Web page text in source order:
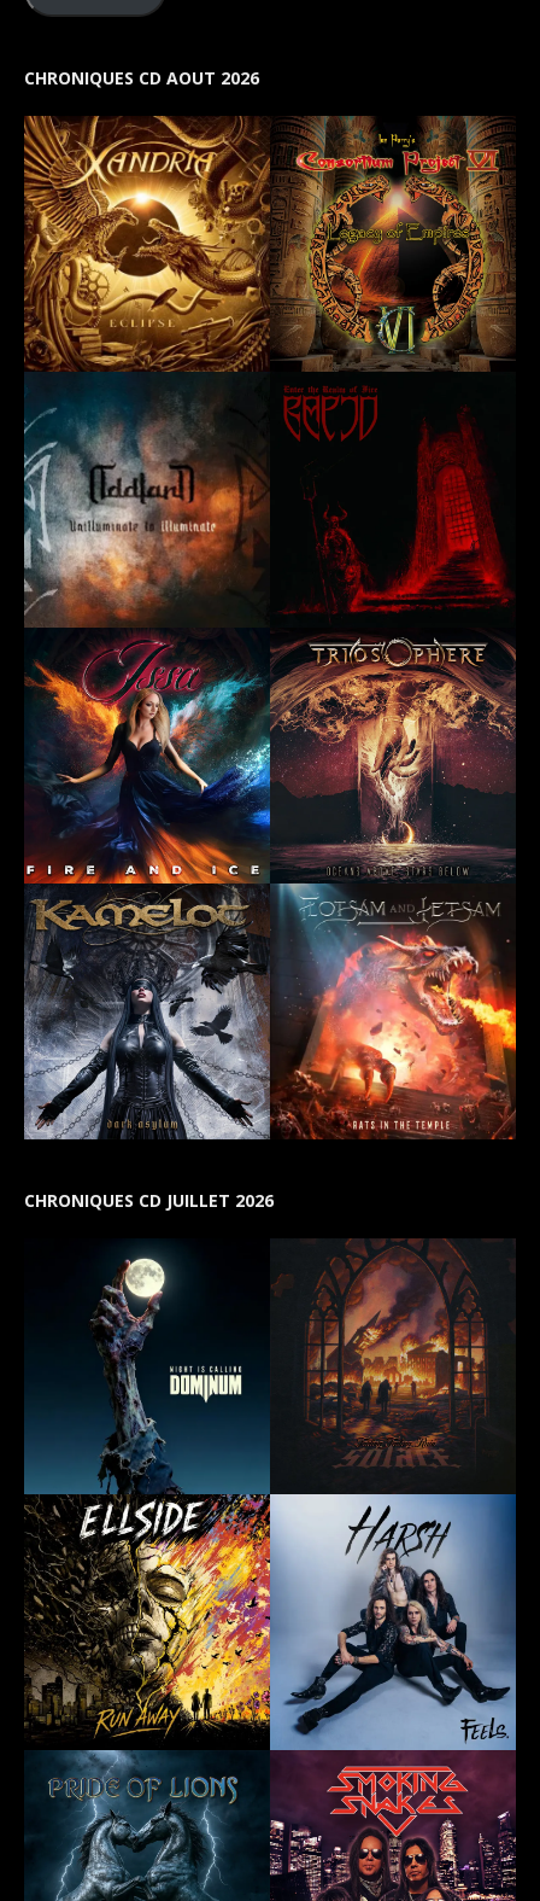
CHRONIQUES CD AOUT 2026
CHRONIQUES CD JUILLET 2026